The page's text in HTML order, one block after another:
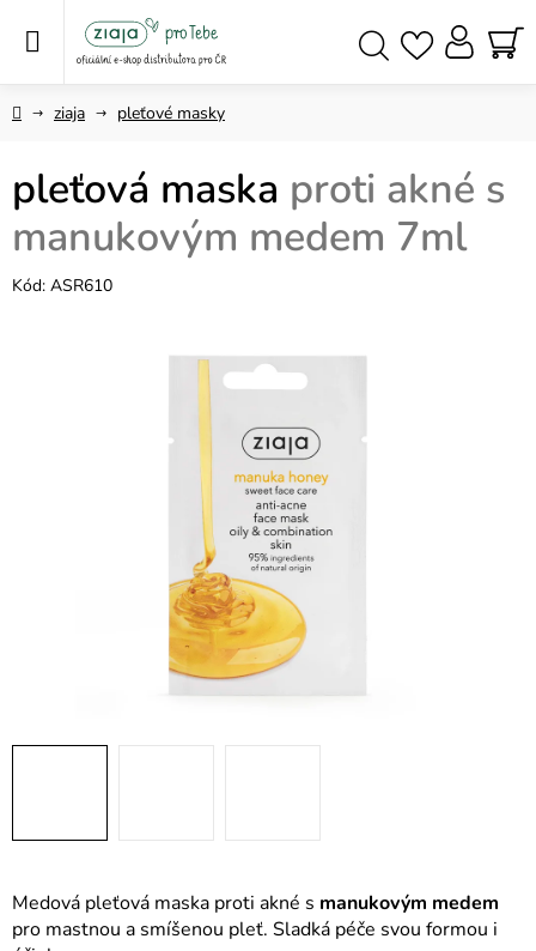
Domůziaja pleťové masky
Medová pleťová maska proti akné s manukovým medem
pro mastnou a smíšenou pleť. Sladká péče svou formou i
pleťová maska proti akné s
manukovým medem 7ml
Kód: ASR610